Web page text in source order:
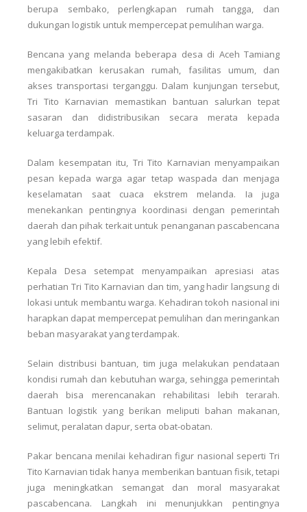
berupa sembako, perlengkapan rumah tangga, dan
dukungan logistik untuk mempercepat pemulihan warga.
Bencana yang melanda beberapa desa di Aceh Tamiang
mengakibatkan kerusakan rumah, fasilitas umum, dan
akses transportasi terganggu. Dalam kunjungan tersebut,
Tri Tito Karnavian memastikan bantuan salurkan tepat
sasaran dan didistribusikan secara merata kepada
keluarga terdampak.
Dalam kesempatan itu, Tri Tito Karnavian menyampaikan
pesan kepada warga agar tetap waspada dan menjaga
keselamatan saat cuaca ekstrem melanda. Ia juga
menekankan pentingnya koordinasi dengan pemerintah
daerah dan pihak terkait untuk penanganan pascabencana
yang lebih efektif.
Kepala Desa setempat menyampaikan apresiasi atas
perhatian Tri Tito Karnavian dan tim, yang hadir langsung di
lokasi untuk membantu warga. Kehadiran tokoh nasional ini
harapkan dapat mempercepat pemulihan dan meringankan
beban masyarakat yang terdampak.
Selain distribusi bantuan, tim juga melakukan pendataan
kondisi rumah dan kebutuhan warga, sehingga pemerintah
daerah bisa merencanakan rehabilitasi lebih terarah.
Bantuan logistik yang berikan meliputi bahan makanan,
selimut, peralatan dapur, serta obat-obatan.
Pakar bencana menilai kehadiran figur nasional seperti Tri
Tito Karnavian tidak hanya memberikan bantuan fisik, tetapi
juga meningkatkan semangat dan moral masyarakat
pascabencana. Langkah ini menunjukkan pentingnya